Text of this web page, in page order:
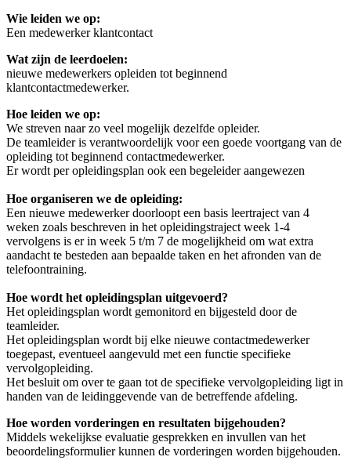
Wie leiden we op:
Een medewerker klantcontact
Wat zijn de leerdoelen:
nieuwe medewerkers opleiden tot beginnend
klantcontactmedewerker.
Hoe leiden we op:
We streven naar zo veel mogelijk dezelfde opleider.
De teamleider is verantwoordelijk voor een goede voortgang van de
opleiding tot beginnend contactmedewerker.
Er wordt per opleidingsplan ook een begeleider aangewezen
Hoe organiseren we de opleiding:
Een nieuwe medewerker doorloopt een basis leertraject van 4
weken zoals beschreven in het opleidingstraject week 1-4
vervolgens is er in week 5 t/m 7 de mogelijkheid om wat extra
aandacht te besteden aan bepaalde taken en het afronden van de
telefoontraining.
Hoe wordt het opleidingsplan uitgevoerd?
Het opleidingsplan wordt gemonitord en bijgesteld door de
teamleider.
Het opleidingsplan wordt bij elke nieuwe contactmedewerker
toegepast, eventueel aangevuld met een functie specifieke
vervolgopleiding.
Het besluit om over te gaan tot de specifieke vervolgopleiding ligt in
handen van de leidinggevende van de betreffende afdeling.
Hoe worden vorderingen en resultaten bijgehouden?
Middels wekelijkse evaluatie gesprekken en invullen van het
beoordelingsformulier kunnen de vorderingen worden bijgehouden.